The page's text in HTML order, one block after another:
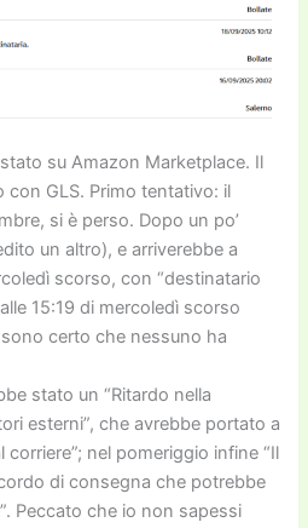
su Amazon Marketplace. Il
GLS. Primo tentativo: il
si è perso. Dopo un po’
un altro), e arriverebbe a
scorso, con “destinatario
15:19 di mercoledì scorso
certo che nessuno ha
stato un “Ritardo nella
esterni”, che avrebbe portato a
nel pomeriggio infine “Il
di consegna che potrebbe
Peccato che io non sapessi